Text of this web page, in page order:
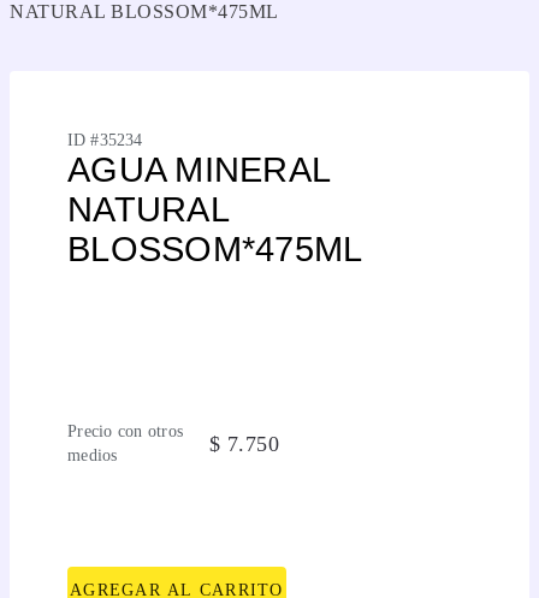
NATURAL BLOSSOM*475ML
ID #35234
AGUA MINERAL
NATURAL
BLOSSOM*475ML
Precio con otros
medios
$ 7.750
AGREGAR AL CARRITO